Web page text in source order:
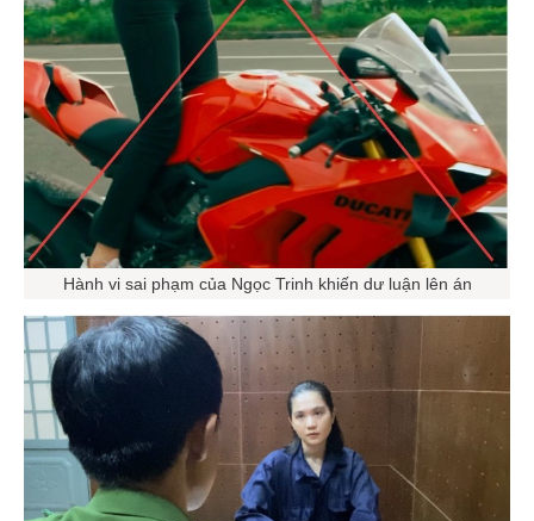
Hành vi sai phạm của Ngọc Trinh khiến dư luận lên án